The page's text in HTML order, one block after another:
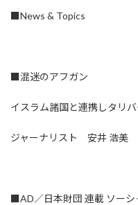
■News & Topics
■混迷のアフガン
イスラム諸国と連携しタリ
ジャーナリスト 安井 浩美
■AD／日本財団 連載 ソーシ